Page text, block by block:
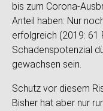
bis zum Corona-
Anteil haben: Nur
erfolgreich (2019: 61
Schadenspotenzial
gewachsen sein.
Schutz vor diesem
Bisher hat aber nur